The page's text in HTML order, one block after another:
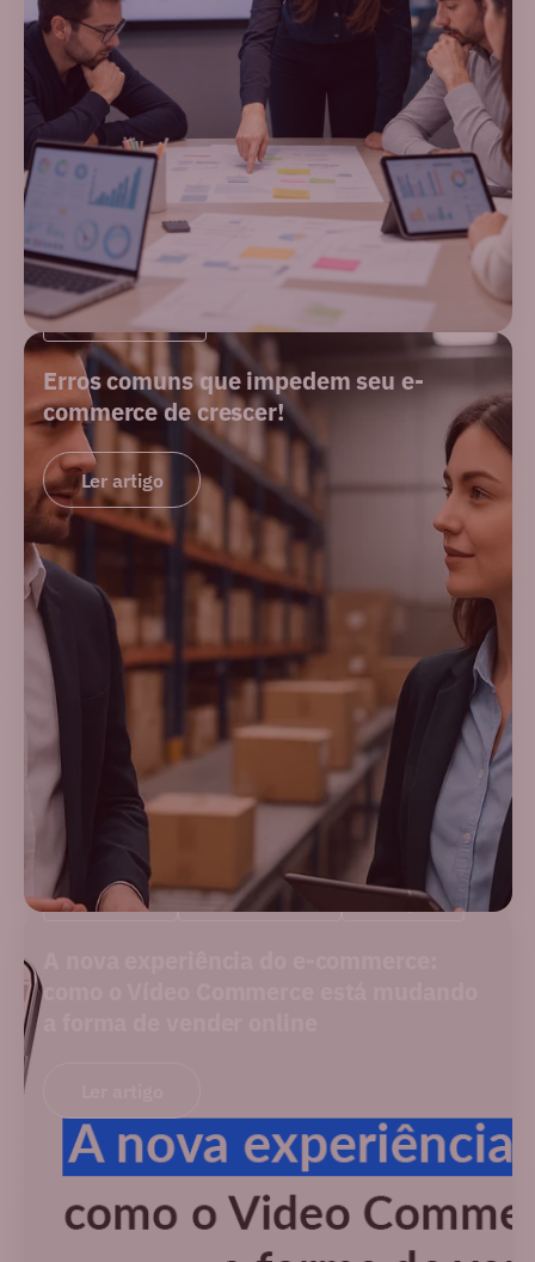
PERFORMANCE
Erros comuns que impedem seu e-
commerce de crescer!
Ler artigo
NOVIDADES PERFORMANCE SOLUÇÕES